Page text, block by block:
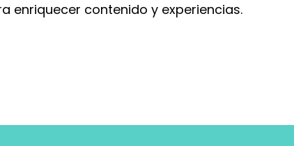
enriquecer contenido y experiencias.